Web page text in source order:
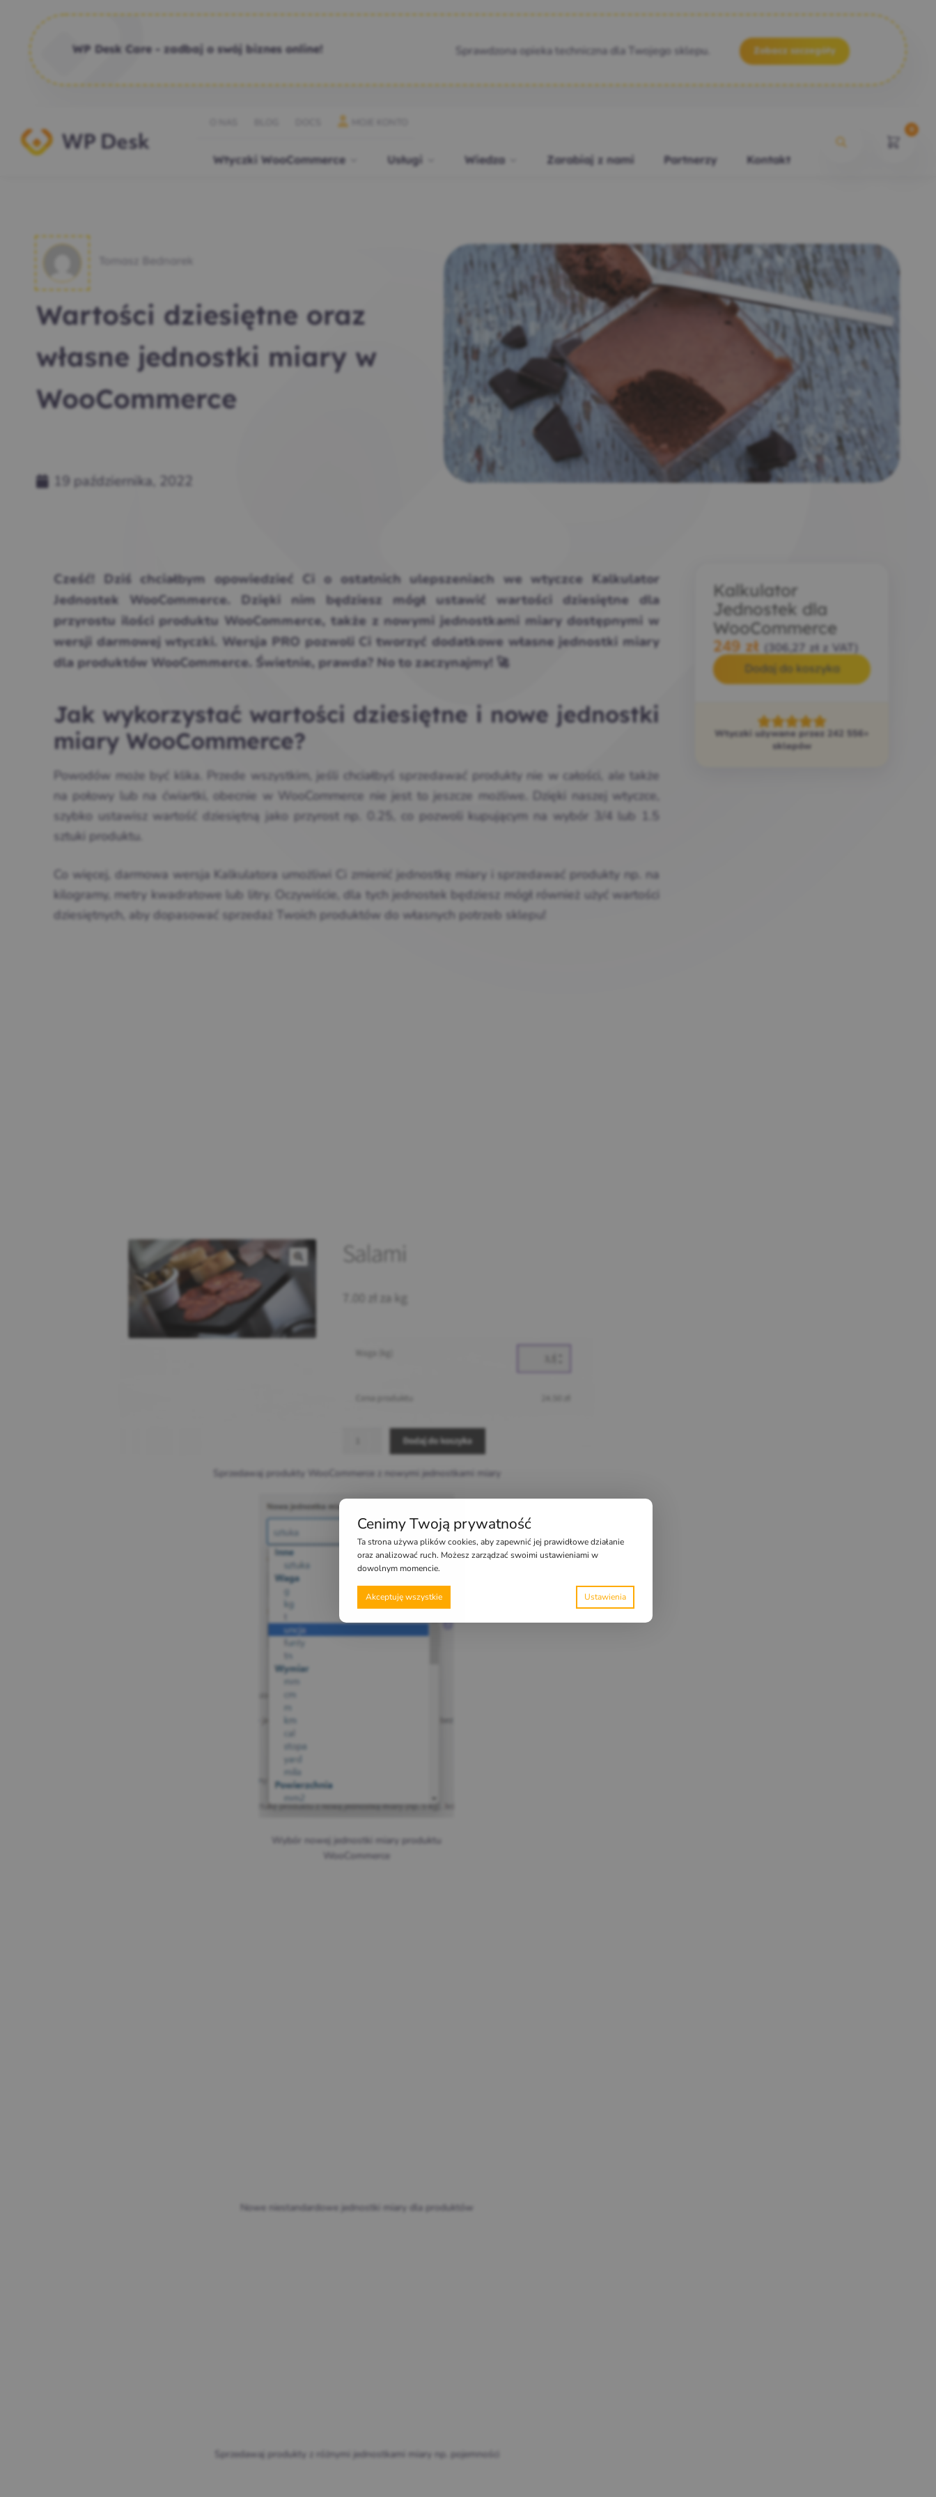
WP Desk Care - zadbaj o swój biznes online! Sprawdzona opieka techniczna dla Twojego sklepu. Zobacz szczegóły
Wtyczki WooCommerce Usługi Wiedza Zarabiaj z nami Partnerzy Kontakt
Wartości dziesiętne oraz
własne jednostki miary w
WooCommerce
19 października, 2022
Cześć! Dziś chciałbym opowiedzieć Ci o ostatnich ulepszeniach we wtyczce Kalkulator
Jednostek WooCommerce. Dzięki nim będziesz mógł ustawić wartości dziesiętne dla
przyrostu ilości produktu WooCommerce, także z nowymi jednostkami miary dostępnymi w
wersji darmowej wtyczki. Wersja PRO pozwoli Ci tworzyć dodatkowe własne jednostki miary
dla produktów WooCommerce. Świetnie, prawda? No to zaczynajmy! 🚀
Jak wykorzystać wartości dziesiętne i nowe jednostki
miary WooCommerce?
Powodów może być klika. Przede wszystkim, jeśli chciałbyś sprzedawać produkty nie w całości, ale także
na połowy lub na ćwiartki, obecnie w WooCommerce nie jest to jeszcze możliwe. Dzięki naszej wtyczce,
szybko ustawisz wartość dziesiętną jako przyrost np. 0.25, co pozwoli kupującym na wybór 3/4 lub 1.5
sztuki produktu.
Co więcej, darmowa wersja Kalkulatora umożliwi Ci zmienić jednostkę miary i sprzedawać produkty np. na
kilogramy, metry kwadratowe lub litry. Oczywiście, dla tych jednostek będziesz mógł również użyć wartości
dziesiętnych, aby dopasować sprzedaż Twoich produktów do własnych potrzeb sklepu!
Sprzedawaj produkty WooCommerce z nowymi jednostkami miary
Wybór nowej jednostki miary produktu
WooCommerce
Nowe niestandardowe jednostki miary dla produktów
Sprzedawaj produkty z różnymi jednostkami miary np. pojemności
Kalkulator
Jednostek dla
WooCommerce
249 zł zł
z VAT)
Dodaj do koszyka
Wtyczki używane przez 242 556+
sklepów
Cenimy Twoją prywatność
Ta strona używa plików cookies, aby zapewnić jej prawidłowe działanie
oraz analizować ruch. Możesz zarządzać swoimi ustawieniami w
dowolnym momencie.
Akceptuję wszystkie